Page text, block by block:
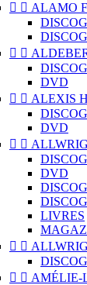
  ALAMO
 
DVD
  ALEXIS
DVD
 
DVD
LIVRES
 
  AMÉLIE-